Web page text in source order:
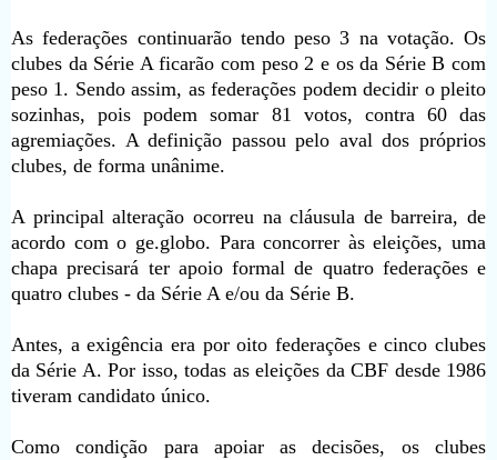
As federações continuarão tendo peso 3 na votação. Os
clubes da Série A ficarão com peso 2 e os da Série B com
peso 1. Sendo assim, as federações podem decidir o pleito
sozinhas, pois podem somar 81 votos, contra 60 das
agremiações. A definição passou pelo aval dos próprios
clubes, de forma unânime.
A principal alteração ocorreu na cláusula de barreira, de
acordo com o ge.globo. Para concorrer às eleições, uma
chapa precisará ter apoio formal de quatro federações e
quatro clubes - da Série A e/ou da Série B.
Antes, a exigência era por oito federações e cinco clubes
da Série A. Por isso, todas as eleições da CBF desde 1986
tiveram candidato único.
Como condição para apoiar as decisões, os clubes